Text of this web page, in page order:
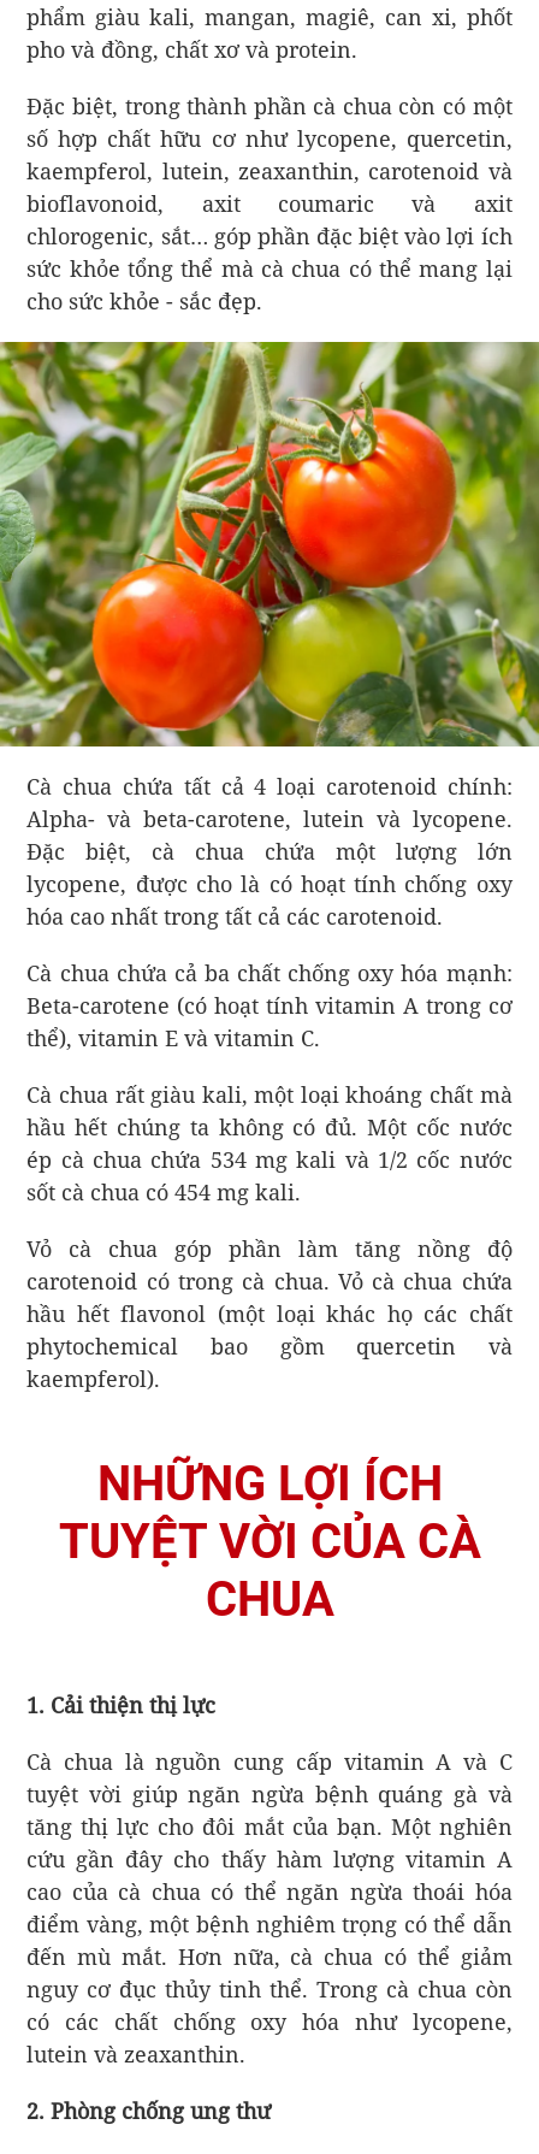
phẩm giàu kali, mangan, magiê, can xi, phốt
pho và đồng, chất xơ và protein.
Đặc biệt, trong thành phần cà chua còn có một
số hợp chất hữu cơ như lycopene, quercetin,
kaempferol, lutein, zeaxanthin, carotenoid và
bioflavonoid, axit coumaric và axit
chlorogenic, sắt… góp phần đặc biệt vào lợi ích
sức khỏe tổng thể mà cà chua có thể mang lại
cho sức khỏe - sắc đẹp.
Cà chua chứa tất cả 4 loại carotenoid chính:
Alpha- và beta-carotene, lutein và lycopene.
Đặc biệt, cà chua chứa một lượng lớn
lycopene, được cho là có hoạt tính chống oxy
hóa cao nhất trong tất cả các carotenoid.
Cà chua chứa cả ba chất chống oxy hóa mạnh:
Beta-carotene (có hoạt tính vitamin A trong cơ
thể), vitamin E và vitamin C.
Cà chua rất giàu kali, một loại khoáng chất mà
hầu hết chúng ta không có đủ. Một cốc nước
ép cà chua chứa 534 mg kali và 1/2 cốc nước
sốt cà chua có 454 mg kali.
Vỏ cà chua góp phần làm tăng nồng độ
carotenoid có trong cà chua. Vỏ cà chua chứa
hầu hết flavonol (một loại khác họ các chất
phytochemical bao gồm quercetin và
kaempferol).
NHỮNG LỢI ÍCH
TUYỆT VỜI CỦA CÀ
CHUA
1. Cải thiện thị lực
Cà chua là nguồn cung cấp vitamin A và C
tuyệt vời giúp ngăn ngừa bệnh quáng gà và
tăng thị lực cho đôi mắt của bạn. Một nghiên
cứu gần đây cho thấy hàm lượng vitamin A
cao của cà chua có thể ngăn ngừa thoái hóa
điểm vàng, một bệnh nghiêm trọng có thể dẫn
đến mù mắt. Hơn nữa, cà chua có thể giảm
nguy cơ đục thủy tinh thể. Trong cà chua còn
có các chất chống oxy hóa như lycopene,
lutein và zeaxanthin.
2. Phòng chống ung thư